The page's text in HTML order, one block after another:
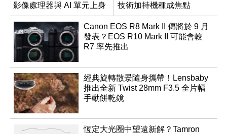
影像處理器與 AI 單元上身
技術加持機種成焦點
Canon EOS R8 Mark II 傳將於 9 月
發表？EOS R10 Mark II 可能會較
R7 率先推出
經典旋轉散景隨身攜帶！Lensbaby
推出全新 Twist 28mm F3.5 全片幅
手動餅乾鏡
恆定大光圈中望遠新解？Tamron